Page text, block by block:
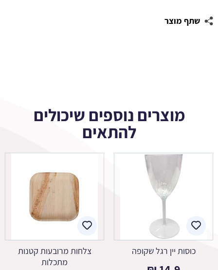
שתף מוצר
מוצרים נוספים שיכולים
להתאים
כוסות יין רגל שקופה
צלחות מרובעות קטנות
מתכלות